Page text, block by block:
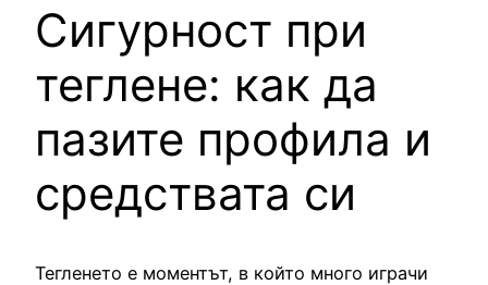
Сигурност при
теглене: как да
пазите профила и
средствата си
Тегленето е моментът, в който много играчи